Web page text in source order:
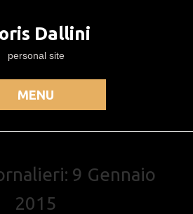
Dallini
personal site
MENU
9 Gennaio
2015